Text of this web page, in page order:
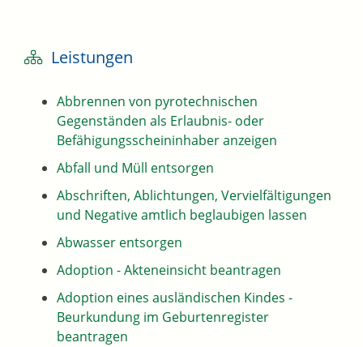
Leistungen
Abbrennen von pyrotechnischen
Gegenständen als Erlaubnis- oder
Befähigungsscheininhaber anzeigen
Abfall und Müll entsorgen
Abschriften, Ablichtungen, Vervielfältigungen
und Negative amtlich beglaubigen lassen
Abwasser entsorgen
Adoption - Akteneinsicht beantragen
Adoption eines ausländischen Kindes -
Beurkundung im Geburtenregister
beantragen